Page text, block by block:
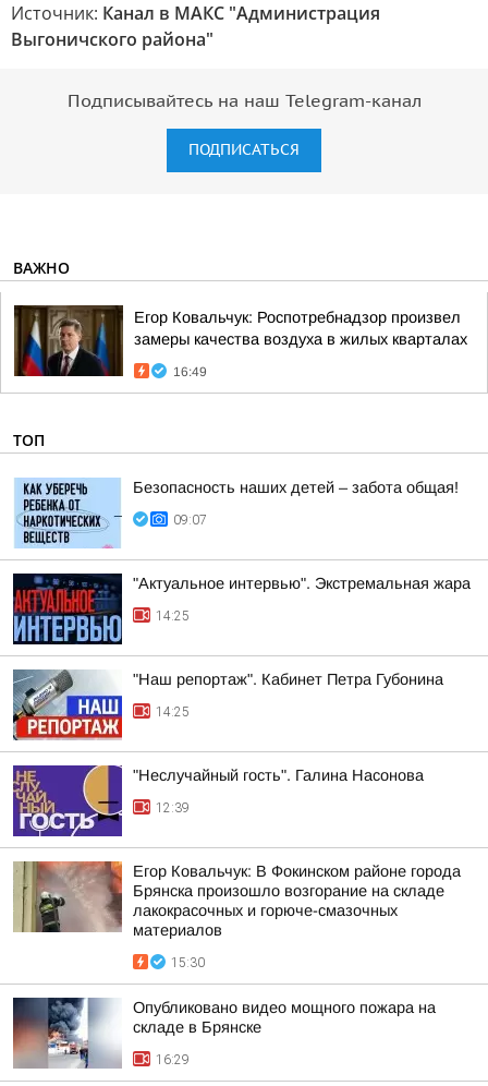
Источник: Канал в МАКС "Администрация
Выгоничского района"
Подписывайтесь на наш Telegram-канал
ПОДПИСАТЬСЯ
ВАЖНО
Егор Ковальчук: Роспотребнадзор произвел
замеры качества воздуха в жилых кварталах
16:49
ТОП
Безопасность наших детей – забота общая!
09:07
"Актуальное интервью". Экстремальная жара
14:25
"Наш репортаж". Кабинет Петра Губонина
14:25
"Неслучайный гость". Галина Насонова
12:39
Егор Ковальчук: В Фокинском районе города
Брянска произошло возгорание на складе
лакокрасочных и горюче-смазочных
материалов
15:30
Опубликовано видео мощного пожара на
складе в Брянске
16:29